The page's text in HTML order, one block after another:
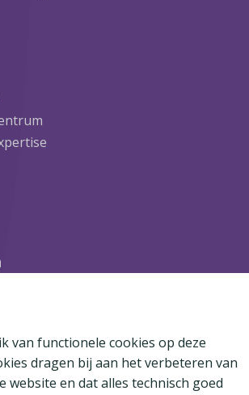
van functionele cookies op deze
dragen bij aan het verbeteren van
website en dat alles technisch goed